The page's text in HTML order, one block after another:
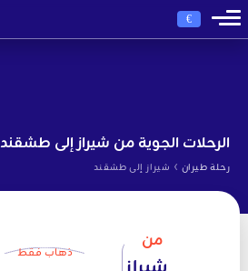
€
الرحلات الجوية من شيراز إلى طشقند
رحلة طيران › شيراز إلى طشقند
من
شيراز ذهاب فقط